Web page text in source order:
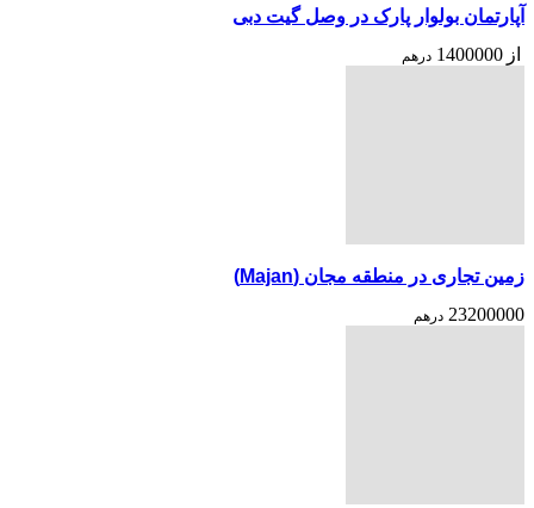
آپارتمان بولوار پارک در وصل گیت دبی
از 1400000 درهم
زمین تجاری در منطقه مجان (Majan)
23200000 درهم